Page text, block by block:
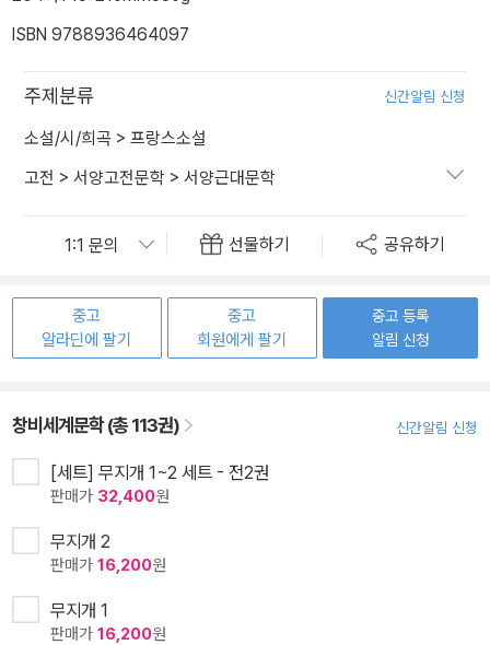
ISBN 9788936464097
주제분류 신간알림 신청
소설/시/희곡 > 프랑스소설
고전 > 서양고전문학 > 서양근대문학
선물하기 공유하기
중고
알라딘에 팔기
중고
회원에게 팔기
중고 등록
알림 신청
창비세계문학 (총 113권) 신간알림 신청
[세트] 무지개 1~2 세트 - 전2권
판매가 32,400원
무지개 2
판매가 16,200원
무지개 1
판매가 16,200원